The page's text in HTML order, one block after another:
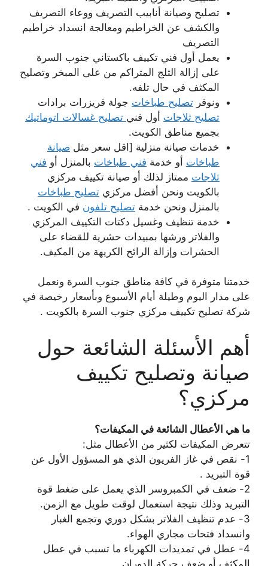
تصليح وصيانة أنابيب التصريف ووعاء التصريف
والكشف عن الخراطيم ومعالجة انسداد خراطيم
التصريف
يعمل أول فني تكييف باكستاني جنوب السرة
على إزالة الثلج المتراكم من على المبخر وتصليح
المكثف في حال تلفه.
ونوفر تصليح طباخات جولة فريزرات برادات
تصليح ثلاجات أول فني تصليح غسالات اتوماتيك
بجميع مناطق الكويت.
خدمات صيانة منزلية [اقل سعر مثل صيانة
طباخات أو خدمة فني طباخات بالمنزل أو فني
ثلاجات ممتاز لذلك أو صيانة تكييف مركزي
بالكويت ونحن أفضل مركزي تصليح طباخات
بالمنزل ونحن خدمة تصليح تلفون في الكويت .
خدمة تنظيف وغسيل دكتات التكييف المركزي
والفلاتر ورشها بمبيدات حشرية للقضاء على
الحشرات وإزالة الرائح الكريهة من المكيف.
خدمتنا متوفرة في كافة مناطق جنوب السرة ونعمل
على مدار اليوم وطيلة أيام الأسبوع وبأسعار رخيصة في
شركة تصليح تكييف مركزي جنوب السرة بالكويت .
أهم الأسئلة الشائعة حول
صيانة وتصليح تكييف
مركزي؟
ما هي الأعطال الشائعة في المكيفات؟
تتعرض المكيفات لكثير من الأعطال مثل:
1- نقص في غاز الفريون الذي هو المسؤول الأول عن
قوة التبريد .
2- ضعف في الكمبروسر الذي يعمل على ضغط قوة
التبريد وذلك نتيجة استعمال لوقت طويل مع الزمن.
3- عدم تنظيف الفلاتر بشكل دوري وتجمع الغبار
وانسداد فتحات مجاري الهواء.
4- عطل في تمديدات الكهرباء ما تسبب في عطل
المكثف أو ضعف حركة الدوران.